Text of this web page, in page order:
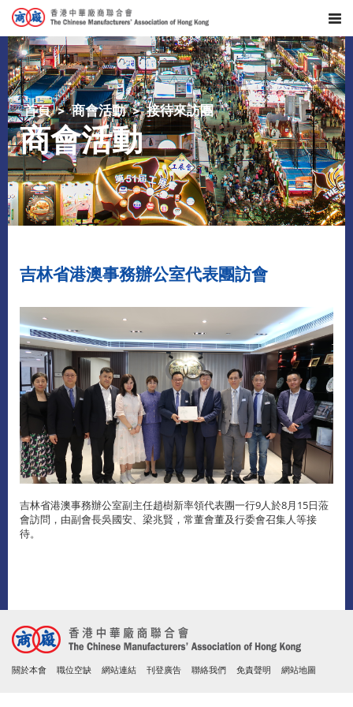
首頁 商會活動 接待來訪團
商會活動
吉林省港澳事務辦公室代表團訪會
吉林省港澳事務辦公室副主任趙樹新率領代表團一行9人於8月15日蒞
會訪問，由副會長吳國安、梁兆賢，常董會董及行委會召集人等接
待。
關於本會 職位空缺 網站連結 刊登廣告 聯絡我們 免責聲明 網站地圖